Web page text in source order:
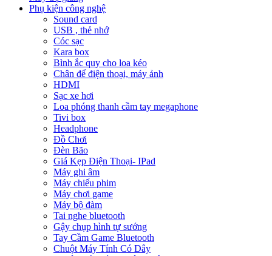
Phụ kiện công nghệ
Sound card
USB , thẻ nhớ
Cóc sạc
Kara box
Bình ắc quy cho loa kéo
Chân để điện thoại, máy ảnh
HDMI
Sạc xe hơi
Loa phóng thanh cầm tay megaphone
Tivi box
Headphone
Đồ Chơi
Đèn Bão
Giá Kẹp Điện Thoại- IPad
Máy ghi âm
Máy chiếu phim
Máy chơi game
Máy bộ đàm
Tai nghe bluetooth
Gậy chụp hình tự sướng
Tay Cầm Game Bluetooth
Chuột Máy Tính Có Dây